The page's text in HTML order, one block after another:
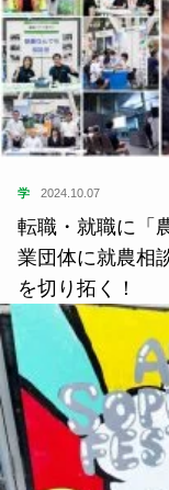
学 2024.10.07
転職・就職に「
業団体に就農相
を切り拓く！